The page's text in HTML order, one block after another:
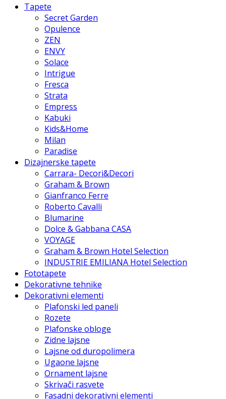
Tapete
Secret Garden
Opulence
ZEN
ENVY
Solace
Intrigue
Fresca
Strata
Empress
Kabuki
Kids&Home
Milan
Paradise
Dizajnerske tapete
Carrara- Decori&Decori
Graham & Brown
Gianfranco Ferre
Roberto Cavalli
Blumarine
Dolce & Gabbana CASA
VOYAGE
Graham & Brown Hotel Selection
INDUSTRIE EMILIANA Hotel Selection
Fototapete
Dekorativne tehnike
Dekorativni elementi
Plafonski led paneli
Rozete
Plafonske obloge
Zidne lajsne
Lajsne od duropolimera
Ugaone lajsne
Ornament lajsne
Skrivači rasvete
Fasadni dekorativni elementi